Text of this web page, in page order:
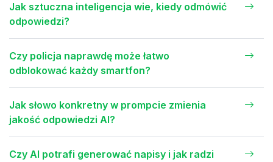
Jak sztuczna inteligencja wie, kiedy odmówić
odpowiedzi?
Czy policja naprawdę może łatwo
odblokować każdy smartfon?
Jak słowo konkretny w prompcie zmienia
jakość odpowiedzi AI?
Czy AI potrafi generować napisy i jak radzi